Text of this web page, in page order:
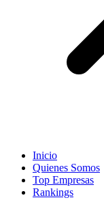
Inicio
Quienes Somos
Top Empresas
Rankings